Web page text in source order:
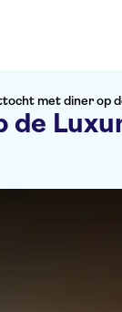
met diner op